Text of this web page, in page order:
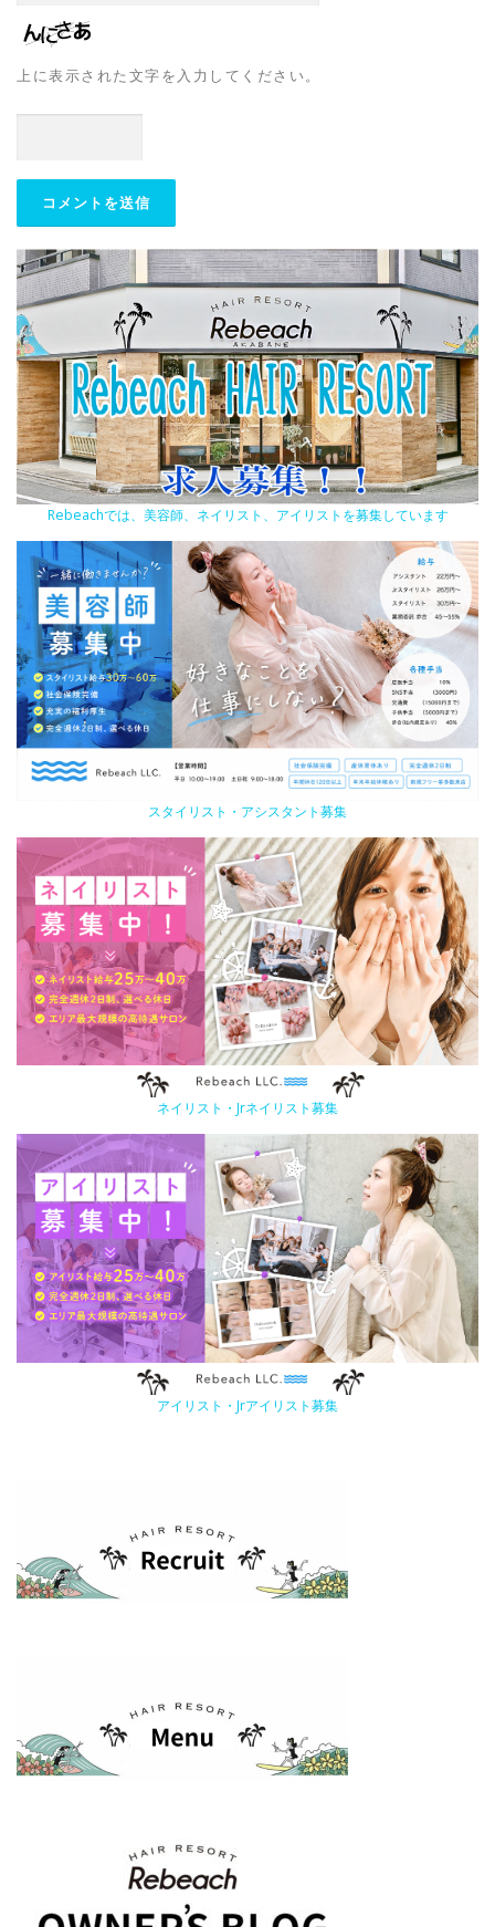
上に表示された文字を入力してください。
Rebeachでは、美容師、ネイリスト、アイリストを募集しています
スタイリスト・アシスタント募集
ネイリスト・Jrネイリスト募集
アイリスト・Jrアイリスト募集